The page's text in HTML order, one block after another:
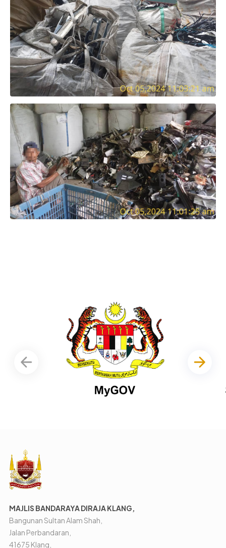
MAJLIS BANDARAYA DIRAJA KLANG,
Bangunan Sultan Alam Shah,
Jalan Perbandaran,
41675 Klang,